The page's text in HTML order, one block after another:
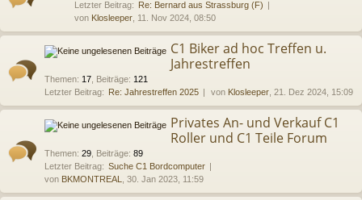
Letzter Beitrag: Re: Bernard aus Strassburg (F)
von Klosleeper , 11. Nov 2024, 08:50
C1 Biker ad hoc Treffen u.
Jahrestreffen
Themen: 17 Beiträge: 121
Letzter Beitrag: Re: Jahrestreffen 2025 von Klosleeper , 21. Dez 2024, 15:09
Privates An- und Verkauf C1
Roller und C1 Teile Forum
Themen: 29 Beiträge: 89
Letzter Beitrag: Suche C1 Bordcomputer
von BKMONTREAL , 30. Jan 2023, 11:59